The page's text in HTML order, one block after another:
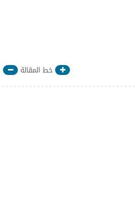
خط المقالة